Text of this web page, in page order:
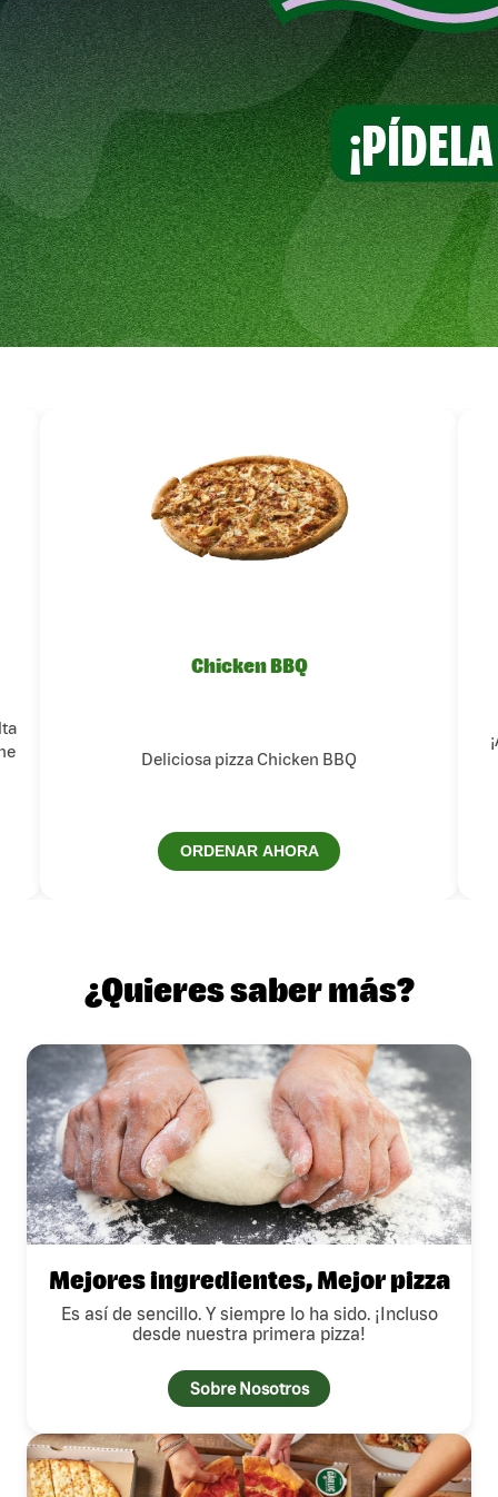
Chicken BBQ
Deliciosa pizza Chicken BBQ
ORDENAR AHORA
¿Quieres saber más?
Mejores ingredientes, Mejor pizza
Es así de sencillo. Y siempre lo ha sido. ¡Incluso
desde nuestra primera pizza!
Sobre Nosotros